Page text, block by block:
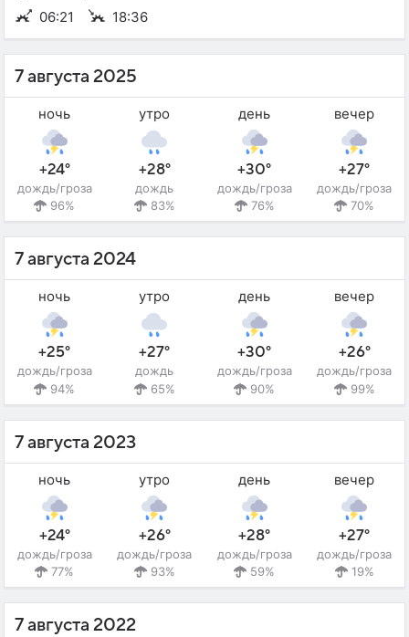
06:21 18:36
7 августа 2025
ночь
+24°
дождь/гроза
96%
утро
+28°
дождь
83%
день
+30°
дождь/гроза
76%
вечер
+27°
дождь/гроза
70%
7 августа 2024
ночь
+25°
дождь/гроза
94%
утро
+27°
дождь
65%
день
+30°
дождь/гроза
90%
вечер
+26°
дождь/гроза
99%
7 августа 2023
ночь
+24°
дождь/гроза
77%
утро
+26°
дождь/гроза
93%
день
+28°
дождь/гроза
59%
вечер
+27°
дождь/гроза
19%
7 августа 2022